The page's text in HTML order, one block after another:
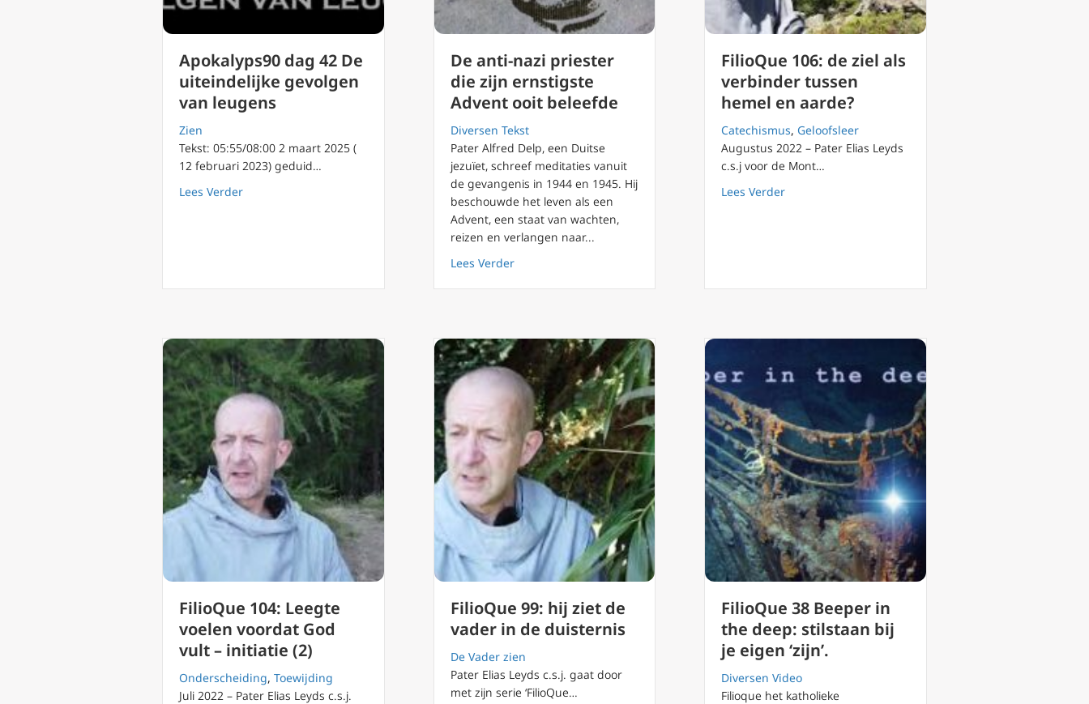
Apokalyps90 dag 42 De
uiteindelijke gevolgen
van leugens
Zien
Tekst: 05:55/08:00 2 maart 2025 (
12 februari 2023) geduid…
Lees Verderabout Apokalyps90 dag 42 De uiteindelijke gevolgen van leugens
De anti-nazi priester
die zijn ernstigste
Advent ooit beleefde
Diversen Tekst
Pater Alfred Delp, een Duitse
jezuïet, schreef meditaties vanuit
de gevangenis in 1944 en 1945. Hij
beschouwde het leven als een
Advent, een staat van wachten,
reizen en verlangen naar...
Lees Verderabout De anti-nazi priester die zijn ernstigste Advent ooit beleefde
FilioQue 106: de ziel als
verbinder tussen
hemel en aarde?
Catechismus, Geloofsleer
Augustus 2022 – Pater Elias Leyds
c.s.j voor de Mont…
Lees Verderabout FilioQue 106: de ziel als verbinder tussen hemel
FilioQue 104: Leegte
voelen voordat God
vult – initiatie (2)
Onderscheiding, Toewijding
Juli 2022 – Pater Elias Leyds c.s.j.
FilioQue 99: hij ziet de
vader in de duisternis
De Vader zien
Pater Elias Leyds c.s.j. gaat door
met zijn serie ‘FilioQue…
FilioQue 38 Beeper in
the deep: stilstaan bij
je eigen ‘zijn’.
Diversen Video
Filioque het katholieke